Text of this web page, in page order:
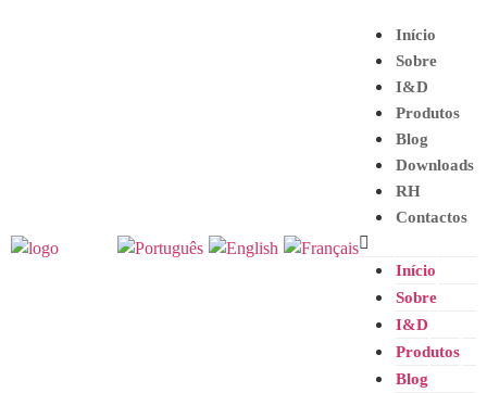
Início
Sobre
I&D
Produtos
Blog
Downloads
RH
Contactos
Início
Sobre
I&D
Produtos
Blog